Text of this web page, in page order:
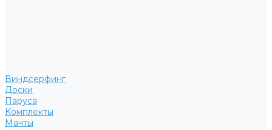
Виндсерфинг
Доски
Паруса
Комплекты
Мачты